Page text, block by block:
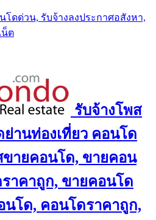
ดด่วน, รับจ้างลงประกาศอสังหา,
น็ต
รับจ้างโพส
านท่องเที่ยว คอนโด
ขายคอนโด, ขายคอน
าคาถูก, ขายคอนโด
นโด, คอนโดราคาถูก,